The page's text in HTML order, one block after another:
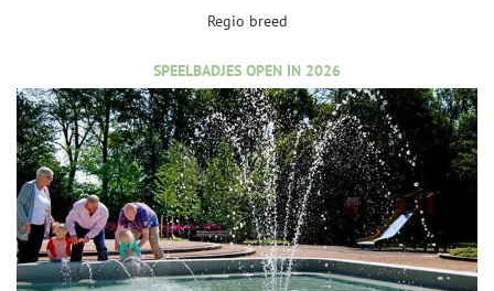
Regio breed
SPEELBADJES OPEN IN 2026